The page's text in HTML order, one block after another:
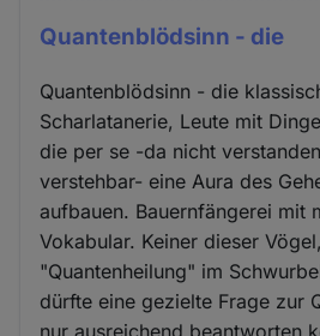
Quantenblödsinn - die
Quantenblödsinn - die
Scharlatanerie, Leute mit
die per se -da nicht
verstehbar- eine Aura des
aufbauen. Bauernfängerei mit
Vokabular. Keiner dieser
"Quantenheilung" im
dürfte eine gezielte Frage zur
nur ausreichend beantworten